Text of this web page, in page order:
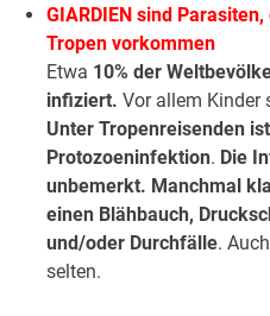
GIARDIEN sind
Tropen vorkommen
Etwa 10% der
infiziert. Vor allem Kinder
Unter Tropenreisenden
Protozoeninfektion. Die
unbemerkt. Manchmal
einen Blähbauch,
und/oder Durchfälle.
selten.